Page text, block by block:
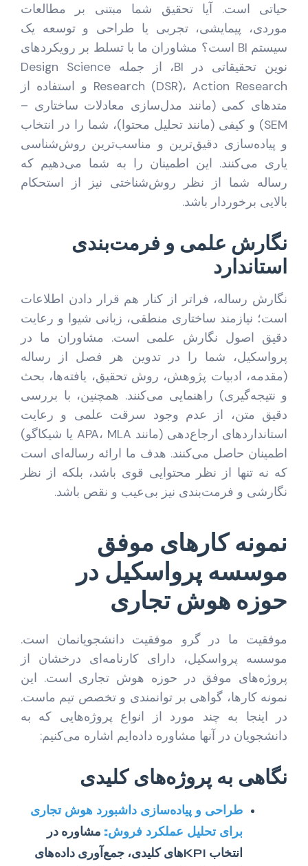
حیاتی است. آیا تحقیق شما مبتنی بر مطالعات
موردی، پیمایشی، تجربی یا طراحی و توسعه یک
سیستم BI است؟ مشاوران ما با تسلط بر رویکردهای
نوین تحقیقاتی در BI، از جمله Design Science
Research (DSR)، Action Research و استفاده از
متدهای کمی (مانند مدل‌سازی معادلات ساختاری –
SEM) و کیفی (مانند تحلیل محتوا)، شما را در انتخاب
و پیاده‌سازی دقیق‌ترین و مناسب‌ترین روش‌شناسی
یاری می‌کنند. این اطمینان را به شما می‌دهیم که
رساله شما از نظر روش‌شناختی نیز از استحکام
بالایی برخوردار باشد.
نگارش علمی و فرمت‌بندی
استاندارد
نگارش رساله، فراتر از کنار هم قرار دادن اطلاعات
است؛ نیازمند ساختاری منطقی، زبانی شیوا و رعایت
دقیق اصول نگارش علمی است. مشاوران ما در
پرواسکیل، شما را در تدوین هر فصل از رساله
(مقدمه، ادبیات پژوهش، روش تحقیق، یافته‌ها، بحث
و نتیجه‌گیری) راهنمایی می‌کنند. همچنین، با بررسی
دقیق متن، از عدم وجود سرقت علمی و رعایت
استانداردهای ارجاع‌دهی (مانند APA، MLA یا شیکاگو)
اطمینان حاصل می‌کنند. هدف ما ارائه رساله‌ای است
که نه تنها از نظر محتوایی قوی باشد، بلکه از نظر
نگارشی و فرمت‌بندی نیز بی‌عیب و نقص باشد.
نمونه کارهای موفق
موسسه پرواسکیل در
حوزه هوش تجاری
موفقیت ما در گرو موفقیت دانشجویانمان است.
موسسه پرواسکیل، دارای کارنامه‌ای درخشان از
پروژه‌های موفق در حوزه هوش تجاری است. این
نمونه کارها، گواهی بر توانمندی و تخصص تیم ماست.
در اینجا به چند مورد از انواع پروژه‌هایی که به
دانشجویان در آنها مشاوره داده‌ایم اشاره می‌کنیم:
نگاهی به پروژه‌های کلیدی
طراحی و پیاده‌سازی داشبورد هوش تجاری
برای تحلیل عملکرد فروش: مشاوره در
انتخاب KPIهای کلیدی، جمع‌آوری داده‌های